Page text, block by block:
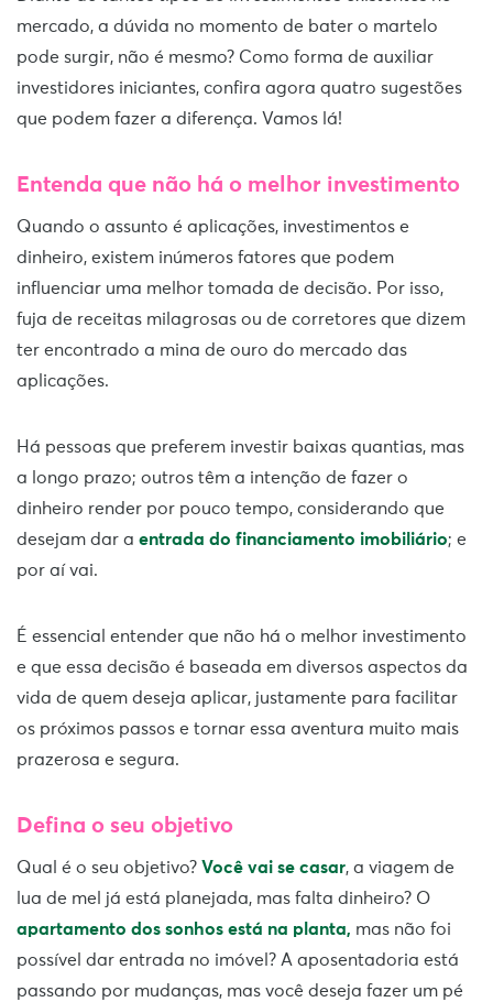
mercado, a dúvida no momento de bater o martelo
pode surgir, não é mesmo? Como forma de auxiliar
investidores iniciantes, confira agora quatro sugestões
que podem fazer a diferença. Vamos lá!
Entenda que não há o melhor investimento
Quando o assunto é aplicações, investimentos e
dinheiro, existem inúmeros fatores que podem
influenciar uma melhor tomada de decisão. Por isso,
fuja de receitas milagrosas ou de corretores que dizem
ter encontrado a mina de ouro do mercado das
aplicações.
Há pessoas que preferem investir baixas quantias, mas
a longo prazo; outros têm a intenção de fazer o
dinheiro render por pouco tempo, considerando que
desejam dar a entrada do financiamento imobiliário; e
por aí vai.
É essencial entender que não há o melhor investimento
e que essa decisão é baseada em diversos aspectos da
vida de quem deseja aplicar, justamente para facilitar
os próximos passos e tornar essa aventura muito mais
prazerosa e segura.
Defina o seu objetivo
Qual é o seu objetivo? Você vai se casar, a viagem de
lua de mel já está planejada, mas falta dinheiro? O
apartamento dos sonhos está na planta, mas não foi
possível dar entrada no imóvel? A aposentadoria está
passando por mudanças, mas você deseja fazer um pé